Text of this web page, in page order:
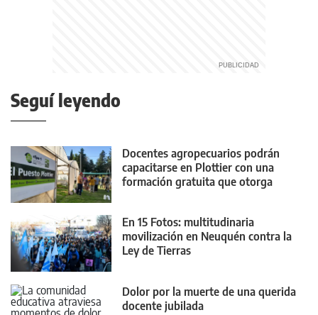
Seguí leyendo
Docentes agropecuarios podrán
capacitarse en Plottier con una
formación gratuita que otorga
En 15 Fotos: multitudinaria
movilización en Neuquén contra la
Ley de Tierras
Dolor por la muerte de una querida
docente jubilada